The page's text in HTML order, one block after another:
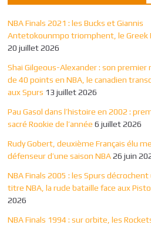
NBA Finals 2021 : les Bucks et Giannis
Antetokounmpo triomphent, le Greek
20 juillet 2026
Shai Gilgeous-Alexander : son premier
de 40 points en NBA, le canadien
aux Spurs 13 juillet 2026
Pau Gasol dans l’histoire en 2002 :
sacré Rookie de l’année 6 juillet 2026
Rudy Gobert, deuxième Français élu
défenseur d’une saison NBA26 juin
NBA Finals 2005 : les Spurs
titre NBA, la rude bataille face aux
2026
NBA Finals 1994 : sur orbite, les